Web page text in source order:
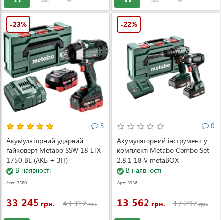
-23%
3
Акумуляторний ударний
гайковерт Metabo SSW 18 LTX
1750 BL (АКБ + ЗП)
(602402660)
В наявності
Арт: 3580
33 245 грн. 43 312грн.
-22%
0
Акумуляторний інструмент у
комплекті Metabo Combo Set
2.8.1 18 V metaBOX
(685193000)
В наявності
Арт: 3936
13 562 грн. 17 297грн.